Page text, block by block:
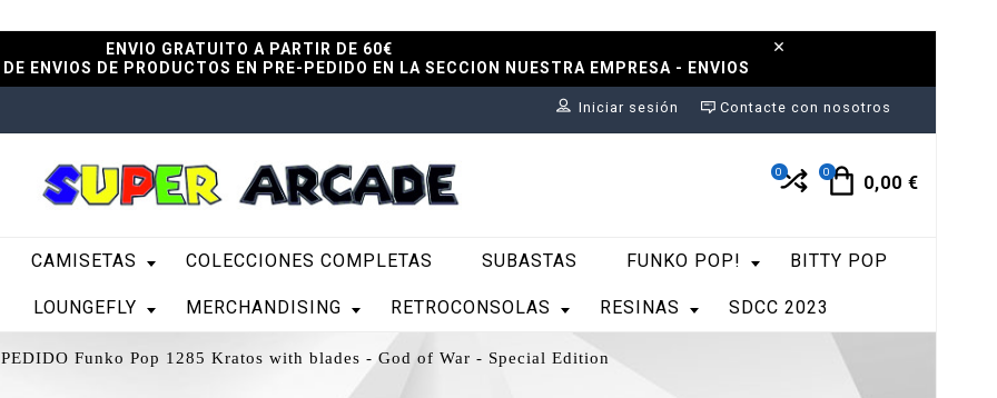
ENVIO GRATUITO A PARTIR DE 60€
ENVIOS DE PRODUCTOS EN PRE-PEDIDO EN LA SECCION NUESTRA EMPRESA - ENVIOS
Contacte con nosotros
Iniciar sesión
0
0,00 €
0
CAMISETAS COLECCIONES COMPLETAS SUBASTAS FUNKO POP! BITTY POP
LOUNGEFLY MERCHANDISING RETROCONSOLAS RESINAS SDCC 2023
PEDIDO Funko Pop 1285 Kratos with blades - God of War - Special Edition